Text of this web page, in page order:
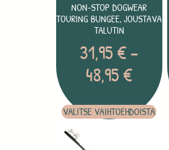
NON-STOP DOGWEAR
TOURING BUNGEE, JOUSTAVA
TALUTIN
31,95€–
48,95€
VALITSE VAIHTOEHDOISTA